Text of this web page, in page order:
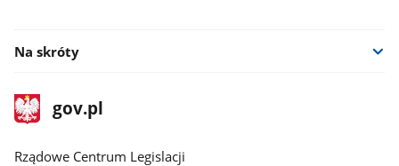
Na skróty
stopka
gov.plStrona
gov.pl
Rządowe Centrum Legislacji